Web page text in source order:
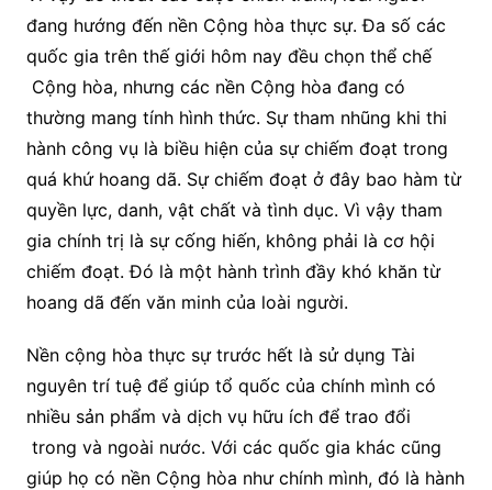
đang hướng đến nền Cộng hòa thực sự. Đa số các
quốc gia trên thế giới hôm nay đều chọn thể chế
Cộng hòa, nhưng các nền Cộng hòa đang có
thường mang tính hình thức. Sự tham nhũng khi thi
hành công vụ là biều hiện của sự chiếm đoạt trong
quá khứ hoang dã. Sự chiếm đoạt ở đây bao hàm từ
quyền lực, danh, vật chất và tình dục. Vì vậy tham
gia chính trị là sự cống hiến, không phải là cơ hội
chiếm đoạt. Đó là một hành trình đầy khó khăn từ
hoang dã đến văn minh của loài người.
Nền cộng hòa thực sự trước hết là sử dụng Tài
nguyên trí tuệ để giúp tổ quốc của chính mình có
nhiều sản phẩm và dịch vụ hữu ích để trao đổi
trong và ngoài nước. Với các quốc gia khác cũng
giúp họ có nền Cộng hòa như chính mình, đó là hành